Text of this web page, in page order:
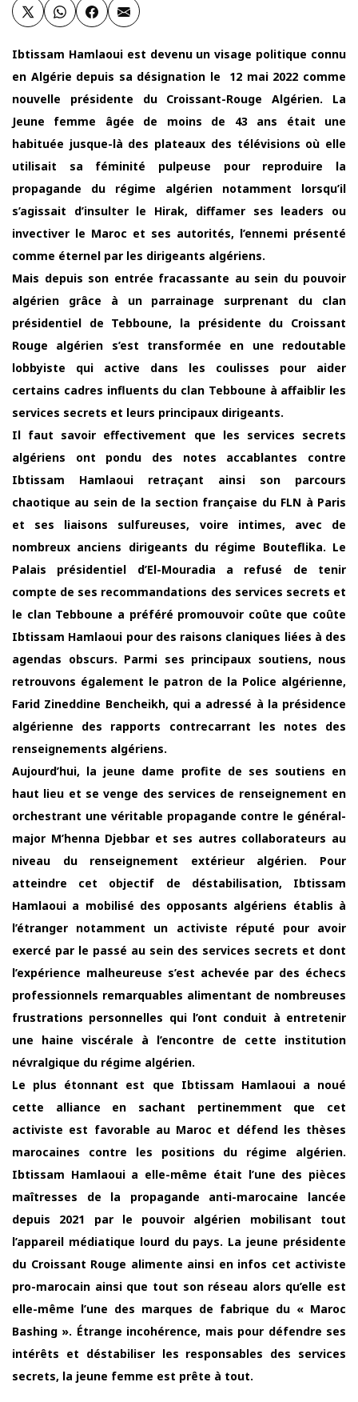
Ibtissam Hamlaoui est devenu un visage politique connu
en Algérie depuis sa désignation le 12 mai 2022 comme
nouvelle présidente du Croissant-Rouge Algérien. La
Jeune femme âgée de moins de 43 ans était une
habituée jusque-là des plateaux des télévisions où elle
utilisait sa féminité pulpeuse pour reproduire la
propagande du régime algérien notamment lorsqu’il
s’agissait d’insulter le Hirak, diffamer ses leaders ou
invectiver le Maroc et ses autorités, l’ennemi présenté
comme éternel par les dirigeants algériens.
Mais depuis son entrée fracassante au sein du pouvoir
algérien grâce à un parrainage surprenant du clan
présidentiel de Tebboune, la présidente du Croissant
Rouge algérien s’est transformée en une redoutable
lobbyiste qui active dans les coulisses pour aider
certains cadres influents du clan Tebboune à affaiblir les
services secrets et leurs principaux dirigeants.
Il faut savoir effectivement que les services secrets
algériens ont pondu des notes accablantes contre
Ibtissam Hamlaoui retraçant ainsi son parcours
chaotique au sein de la section française du FLN à Paris
et ses liaisons sulfureuses, voire intimes, avec de
nombreux anciens dirigeants du régime Bouteflika. Le
Palais présidentiel d’El-Mouradia a refusé de tenir
compte de ses recommandations des services secrets et
le clan Tebboune a préféré promouvoir coûte que coûte
Ibtissam Hamlaoui pour des raisons claniques liées à des
agendas obscurs. Parmi ses principaux soutiens, nous
retrouvons également le patron de la Police algérienne,
Farid Zineddine Bencheikh, qui a adressé à la présidence
algérienne des rapports contrecarrant les notes des
renseignements algériens.
Aujourd’hui, la jeune dame profite de ses soutiens en
haut lieu et se venge des services de renseignement en
orchestrant une véritable propagande contre le général-
major M’henna Djebbar et ses autres collaborateurs au
niveau du renseignement extérieur algérien. Pour
atteindre cet objectif de déstabilisation, Ibtissam
Hamlaoui a mobilisé des opposants algériens établis à
l’étranger notamment un activiste réputé pour avoir
exercé par le passé au sein des services secrets et dont
l’expérience malheureuse s’est achevée par des échecs
professionnels remarquables alimentant de nombreuses
frustrations personnelles qui l’ont conduit à entretenir
une haine viscérale à l’encontre de cette institution
névralgique du régime algérien.
Le plus étonnant est que Ibtissam Hamlaoui a noué
cette alliance en sachant pertinemment que cet
activiste est favorable au Maroc et défend les thèses
marocaines contre les positions du régime algérien.
Ibtissam Hamlaoui a elle-même était l’une des pièces
maîtresses de la propagande anti-marocaine lancée
depuis 2021 par le pouvoir algérien mobilisant tout
l’appareil médiatique lourd du pays. La jeune présidente
du Croissant Rouge alimente ainsi en infos cet activiste
pro-marocain ainsi que tout son réseau alors qu’elle est
elle-même l’une des marques de fabrique du « Maroc
Bashing ». Étrange incohérence, mais pour défendre ses
intérêts et déstabiliser les responsables des services
secrets, la jeune femme est prête à tout.